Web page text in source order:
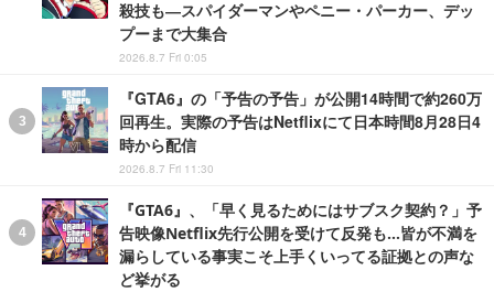
殺技も―スパイダーマンやペニー・パーカー、デッ
プーまで大集合
2026.8.7 Fri 0:05
『GTA6』の「予告の予告」が公開14時間で約260万
回再生。実際の予告はNetflixにて日本時間8月28日4
時から配信
2026.8.7 Fri 11:30
『GTA6』、「早く見るためにはサブスク契約？」予
告映像Netflix先行公開を受けて反発も…皆が不満を
漏らしている事実こそ上手くいってる証拠との声な
ど挙がる